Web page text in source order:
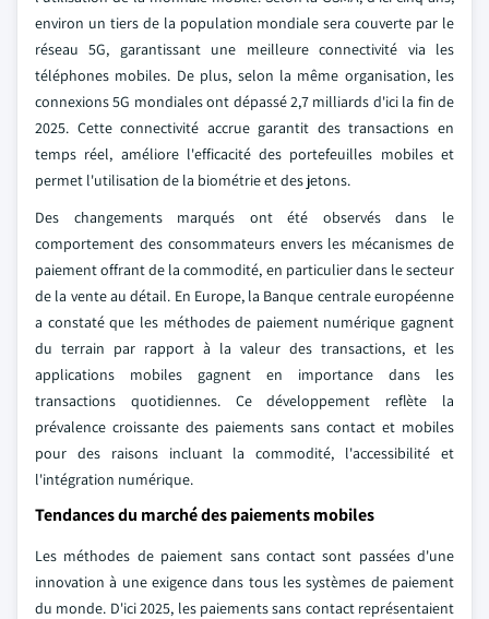
environ un tiers de la population mondiale sera couverte par le
réseau 5G, garantissant une meilleure connectivité via les
téléphones mobiles. De plus, selon la même organisation, les
connexions 5G mondiales ont dépassé 2,7 milliards d'ici la fin de
2025. Cette connectivité accrue garantit des transactions en
temps réel, améliore l'efficacité des portefeuilles mobiles et
permet l'utilisation de la biométrie et des jetons.
Des changements marqués ont été observés dans le
comportement des consommateurs envers les mécanismes de
paiement offrant de la commodité, en particulier dans le secteur
de la vente au détail. En Europe, la Banque centrale européenne
a constaté que les méthodes de paiement numérique gagnent
du terrain par rapport à la valeur des transactions, et les
applications mobiles gagnent en importance dans les
transactions quotidiennes. Ce développement reflète la
prévalence croissante des paiements sans contact et mobiles
pour des raisons incluant la commodité, l'accessibilité et
l'intégration numérique.
Tendances du marché des paiements mobiles
Les méthodes de paiement sans contact sont passées d'une
innovation à une exigence dans tous les systèmes de paiement
du monde. D'ici 2025, les paiements sans contact représentaient